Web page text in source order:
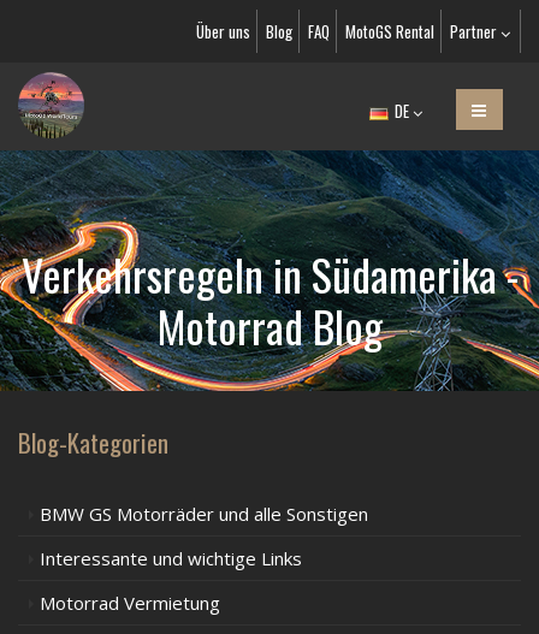
Über uns Blog FAQ MotoGS Rental Partner
DE
Verkehrsregeln in Südamerika -
Motorrad Blog
Blog-Kategorien
BMW GS Motorräder und alle Sonstigen
Interessante und wichtige Links
Motorrad Vermietung